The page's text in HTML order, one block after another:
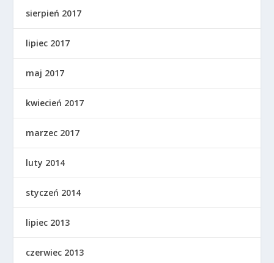
sierpień 2017
lipiec 2017
maj 2017
kwiecień 2017
marzec 2017
luty 2014
styczeń 2014
lipiec 2013
czerwiec 2013